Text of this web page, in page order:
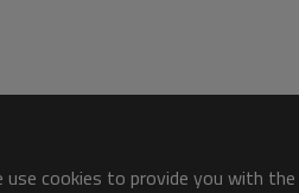
use cookies to provide you with